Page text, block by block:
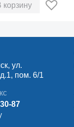
корзину
ул.
пом. 6/1
87